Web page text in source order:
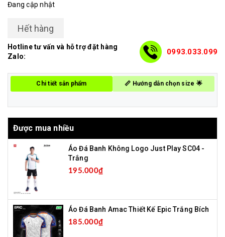
Đang cập nhật
Hết hàng
Hotline tư vấn và hỗ trợ đặt hàng
Zalo:
0993.033.099
Chi tiết sản phẩm 📏 Hướng dẫn chọn size 🌟
Được mua nhiều
Áo Đá Banh Không Logo Just Play SC04 -
Trắng
195.000₫
Áo Đá Banh Amac Thiết Kế Epic Trắng Bích
185.000₫